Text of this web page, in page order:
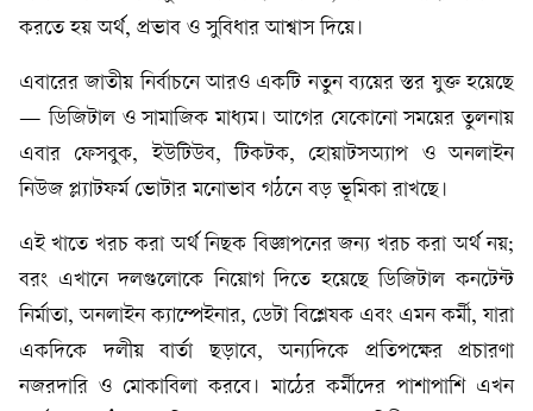
করতে হয় অর্থ, প্রভাব ও সুবিধার আশ্বাস দিয়ে।
এবারের জাতীয় নির্বাচনে আরও একটি নতুন ব্যয়ের স্তর যুক্ত হয়েছে
— ডিজিটাল ও সামাজিক মাধ্যম। আগের যেকোনো সময়ের তুলনায়
এবার ফেসবুক, ইউটিউব, টিকটক, হোয়াটসঅ্যাপ ও অনলাইন
নিউজ প্ল্যাটফর্ম ভোটার মনোভাব গঠনে বড় ভূমিকা রাখছে।
এই খাতে খরচ করা অর্থ নিছক বিজ্ঞাপনের জন্য খরচ করা অর্থ নয়;
বরং এখানে দলগুলোকে নিয়োগ দিতে হয়েছে ডিজিটাল কনটেন্ট
নির্মাতা, অনলাইন ক্যাম্পেইনার, ডেটা বিশ্লেষক এবং এমন কর্মী, যারা
একদিকে দলীয় বার্তা ছড়াবে, অন্যদিকে প্রতিপক্ষের প্রচারণা
নজরদারি ও মোকাবিলা করবে। মাঠের কর্মীদের পাশাপাশি এখন